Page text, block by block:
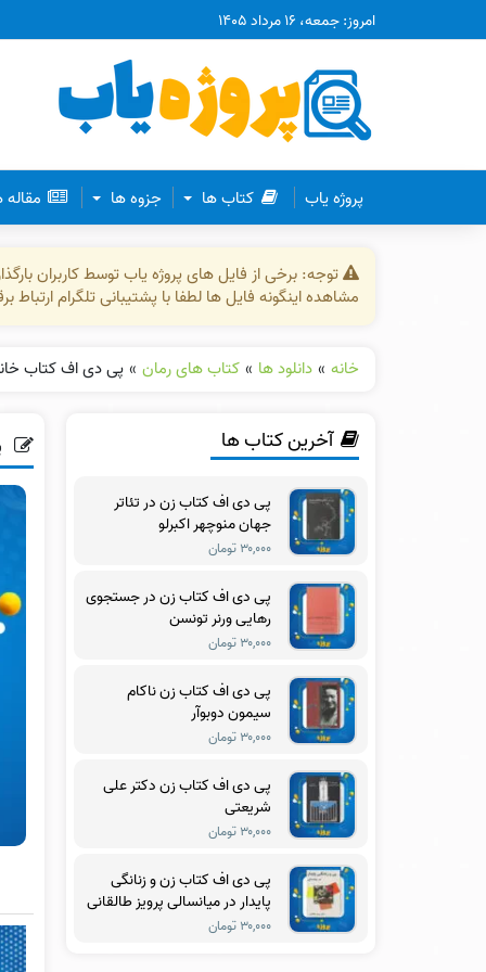
امروز: جمعه، ۱۶ مرداد ۱۴۰۵
پروژه یاب کتاب ها جزوه ها
توجه: برخی از فایل های پروژه یاب توسط کاربران
مشاهده اینگونه فایل ها لطفا با پشتیبانی تلگرام
خانه » دانلود ها » کتاب های رمان » پی دی اف کتاب
آخرین کتاب ها
پی دی اف کتاب زن در تئاتر
جهان منوچهر اکبرلو
۳۰,۰۰۰ تومان
پی دی اف کتاب زن در جستجوی
رهایی ورنر تونسن
۳۰,۰۰۰ تومان
پی دی اف کتاب زن ناکام
سیمون دوبوآر
۳۰,۰۰۰ تومان
پی دی اف کتاب زن دکتر علی
شریعتی
۳۰,۰۰۰ تومان
پی دی اف کتاب زن و زنانگی
پایدار در میانسالی پرویز طالقانی
۳۰,۰۰۰ تومان